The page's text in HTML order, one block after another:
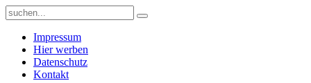
Impressum
Hier werben
Datenschutz
Kontakt